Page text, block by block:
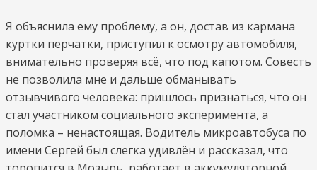
Я объяснила ему проблему, а он, достав из кармана
куртки перчатки, приступил к осмотру автомобиля,
внимательно проверяя всё, что под капотом. Совесть
не позволила мне и дальше обманывать
отзывчивого человека: пришлось признаться, что он
стал участником социального эксперимента, а
поломка – ненастоящая. Водитель микроавтобуса по
имени Сергей был слегка удивлён и рассказал, что